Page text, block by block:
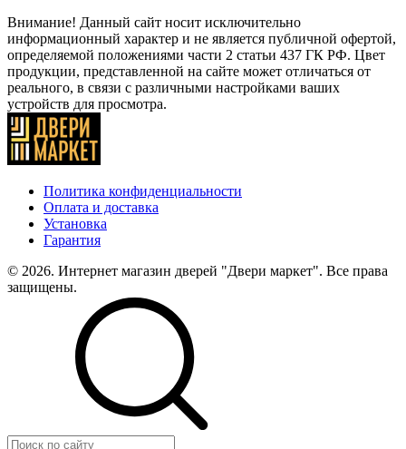
Внимание! Данный сайт носит исключительно
информационный характер и не является публичной офертой,
определяемой положениями части 2 статьи 437 ГК РФ. Цвет
продукции, представленной на сайте может отличаться от
реального, в связи с различными настройками ваших
устройств для просмотра.
Политика конфиденциальности
Оплата и доставка
Установка
Гарантия
© 2026. Интернет магазин дверей "Двери маркет". Все права
защищены.